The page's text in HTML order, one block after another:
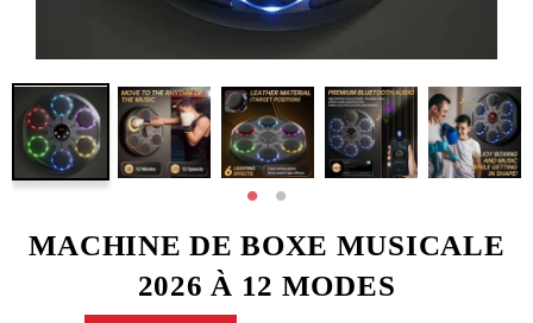
MACHINE DE BOXE MUSICALE
2026 À 12 MODES